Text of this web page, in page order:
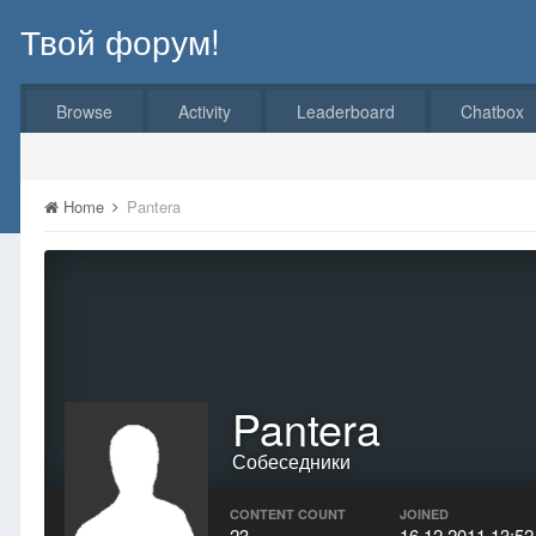
Твой форум!
Browse Activity Leaderboard Chatbox
Home Pantera
Pantera
Собеседники
CONTENT COUNT JOINED